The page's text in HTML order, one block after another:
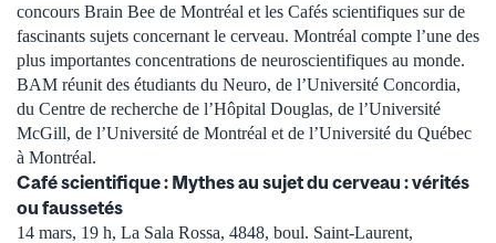
concours Brain Bee de Montréal et les Cafés scientifiques sur de
fascinants sujets concernant le cerveau. Montréal compte l’une des
plus importantes concentrations de neuroscientifiques au monde.
BAM réunit des étudiants du Neuro, de l’Université Concordia,
du Centre de recherche de l’Hôpital Douglas, de l’Université
McGill, de l’Université de Montréal et de l’Université du Québec
à Montréal.
Café scientifique : Mythes au sujet du cerveau : vérités
ou faussetés
14 mars, 19 h, La Sala Rossa, 4848, boul. Saint-Laurent,